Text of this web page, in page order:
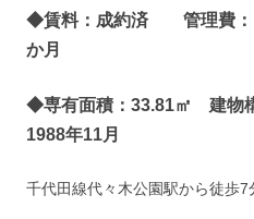
◆賃料：成約済 管理費：
か月
◆専有面積：33.81㎡ 建物
1988年11月
千代田線代々木公園駅から徒歩